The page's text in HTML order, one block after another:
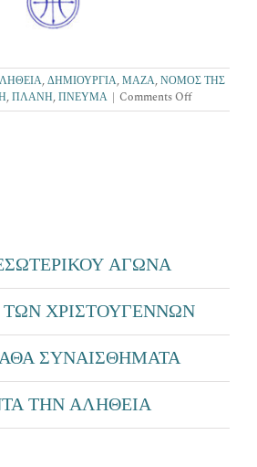
,ΔΗΜΙΟΥΡΓΙΑ,ΜΑΖΑ,ΝΟΜΟΣ ΤΗΣ
,ΠΛΑΝΗ,ΠΝΕΥΜΑ | Comments Offon
Η
ΑΓΩΝΑ
ΧΡΙΣΤΟΥΓΕΝΝΩΝ
ΣΥΝΑΙΣΘΗΜΑΤΑ
ΤΗΝ ΑΛΗΘΕΙΑ